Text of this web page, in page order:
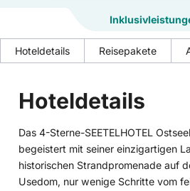
Hoteldetails Reisepakete
Hoteldetails
Das 4-Sterne-SEETELHOTEL
begeistert mit seiner einzigartigen
historischen Strandpromenade auf
Usedom, nur wenige Schritte vom